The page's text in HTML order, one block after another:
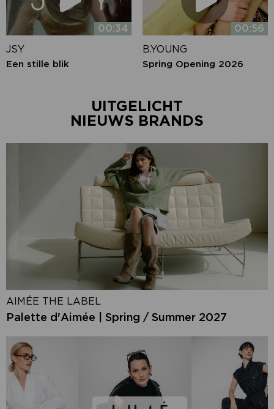
00:34
JSY
Een stille blik
00:56
B.YOUNG
Spring Opening 2026
UITGELICHT
NIEUWS BRANDS
AIMÉE THE LABEL
Palette d'Aimée | Spring / Summer 2027